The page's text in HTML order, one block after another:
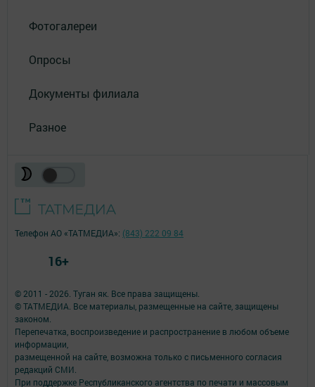
Фотогалереи
Опросы
Документы филиала
Разное
© 2011 - 2026. Туган як. Все права защищены.
© ТАТМЕДИА. Все материалы, размещенные на сайте, защищены
законом.
Перепечатка, воспроизведение и распространение в любом объеме
информации,
размещенной на сайте, возможна только с письменного согласия
редакций СМИ.
При поддержке Республиканского агентства по печати и массовым
Телефон АО «ТАТМЕДИА»: (843) 222 09 84
16+